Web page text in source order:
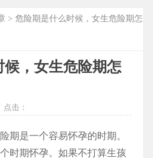
> 危险期是什么时候，女生危险期怎
，女生危险期怎
点击：
是一个容易怀孕的时期。
时期怀孕。如果不打算生孩